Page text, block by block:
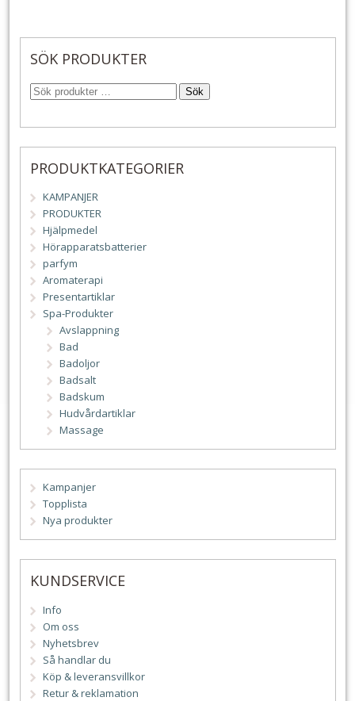
SÖK PRODUKTER
Sök
PRODUKTKATEGORIER
KAMPANJER
PRODUKTER
Hjälpmedel
Hörapparatsbatterier
parfym
Aromaterapi
Presentartiklar
Spa-Produkter
Avslappning
Bad
Badoljor
Badsalt
Badskum
Hudvårdartiklar
Massage
Kampanjer
Topplista
Nya produkter
KUNDSERVICE
Info
Om oss
Nyhetsbrev
Så handlar du
Köp & leveransvillkor
Retur & reklamation